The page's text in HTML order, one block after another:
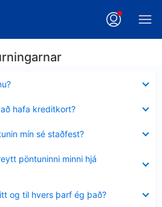
hafa kreditkort?
mín sé staðfest?
pöntuninni minni hjá
og til hvers þarf ég það?